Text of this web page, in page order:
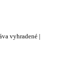
vyhradené |